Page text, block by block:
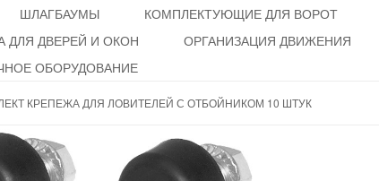
ШЛАГБАУМЫ КОМПЛЕКТУЮЩИЕ ДЛЯ ВОРОТ
ДЛЯ ДВЕРЕЙ И ОКОН
ОРГАНИЗАЦИЯ ДВИЖЕНИЯ
ОБОРУДОВАНИЕ
КРЕПЕЖА ДЛЯ ЛОВИТЕЛЕЙ С ОТБОЙНИКОМ 10 ШТУК